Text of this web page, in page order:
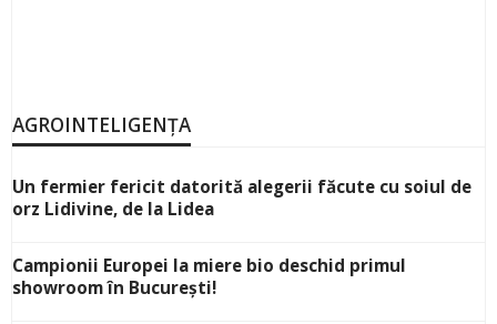
AGROINTELIGENȚA
Un fermier fericit datorită alegerii făcute cu soiul de
orz Lidivine, de la Lidea
Campionii Europei la miere bio deschid primul
showroom în București!